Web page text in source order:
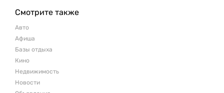
Смотрите также
Авто
Афиша
Базы отдыха
Кино
Недвижимость
Новости